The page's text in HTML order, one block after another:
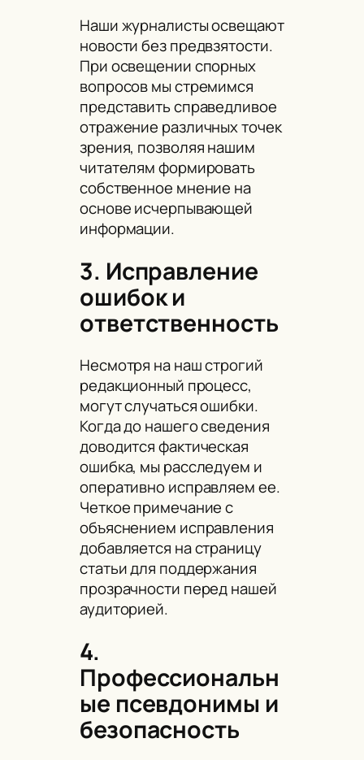
Наши журналисты освещают
новости без предвзятости.
При освещении спорных
вопросов мы стремимся
представить справедливое
отражение различных точек
зрения, позволяя нашим
читателям формировать
собственное мнение на
основе исчерпывающей
информации.
3. Исправление
ошибок и
ответственность
Несмотря на наш строгий
редакционный процесс,
могут случаться ошибки.
Когда до нашего сведения
доводится фактическая
ошибка, мы расследуем и
оперативно исправляем ее.
Четкое примечание с
объяснением исправления
добавляется на страницу
статьи для поддержания
прозрачности перед нашей
аудиторией.
4.
Профессиональн
ые псевдонимы и
безопасность